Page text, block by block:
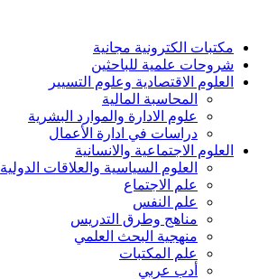
مكتبات الكترونية مجانية
شروحات علمية للباحثين
العلوم الاقتصادية وعلوم التسيير
المحاسبة المالية
علوم الادارة والموارد البشرية
دراسات في ادارة الأعمال
العلوم الاجتماعية والانسانية
العلوم السياسية والعلاقات الدولية
علم الاجتماع
علم النفس
مناهج وطرق التدريس
منهجية البحث العلمي
علم المكتبات
أدب عربي